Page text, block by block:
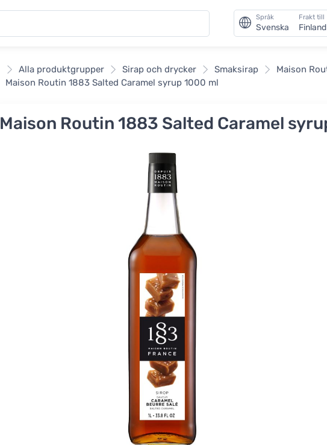
Språk
Svenska
Frakt till
Finland
Framsidan
Alla produktgrupper Sirap och drycker Smaksirap
Maison
Maison Routin 1883 Salted Caramel syrup 1000 ml
Maison Routin 1883 Salted Caramel